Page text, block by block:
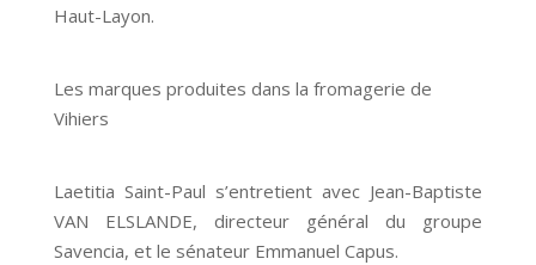
Haut-Layon.
Les marques produites dans la fromagerie de
Vihiers
Laetitia Saint-Paul s’entretient avec Jean-Baptiste
VAN ELSLANDE, directeur général du groupe
Savencia, et le sénateur Emmanuel Capus.